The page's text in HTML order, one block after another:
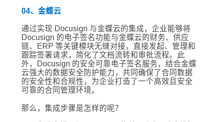
04、金蝶云
通过实现 Docusign 与金蝶云的集成，企业能够将
Docusign 的电子签名功能与金蝶云的财务、供应
链、ERP 等关键模块无缝对接，直接发起、管理和
跟踪签署请求，简化了文档流转和审批流程。此
外，Docusign 的安全可靠电子签名服务，结合金蝶
云强大的数据安全防护能力，共同确保了合同数据
的安全性和合规性，为企业打造了一个高效且安全
可靠的合同管理环境。
那么，集成步骤是怎样的呢？